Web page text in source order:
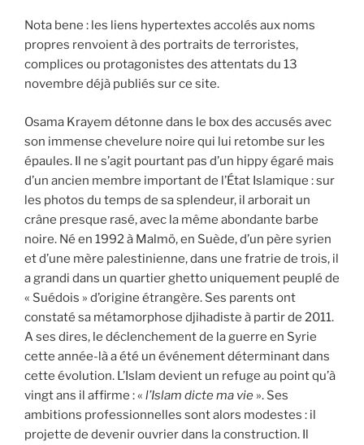
Nota bene : les liens hypertextes accolés aux noms
propres renvoient à des portraits de terroristes,
complices ou protagonistes des attentats du 13
novembre déjà publiés sur ce site.
Osama Krayem détonne dans le box des accusés avec
son immense chevelure noire qui lui retombe sur les
épaules. Il ne s’agit pourtant pas d’un hippy égaré mais
d’un ancien membre important de l’État Islamique : sur
les photos du temps de sa splendeur, il arborait un
crâne presque rasé, avec la même abondante barbe
noire. Né en 1992 à Malmö, en Suède, d’un père syrien
et d’une mère palestinienne, dans une fratrie de trois, il
a grandi dans un quartier ghetto uniquement peuplé de
« Suédois » d’origine étrangère. Ses parents ont
constaté sa métamorphose djihadiste à partir de 2011.
A ses dires, le déclenchement de la guerre en Syrie
cette année-là a été un événement déterminant dans
cette évolution. L’Islam devient un refuge au point qu’à
vingt ans il affirme : « l’Islam dicte ma vie ». Ses
ambitions professionnelles sont alors modestes : il
projette de devenir ouvrier dans la construction. Il